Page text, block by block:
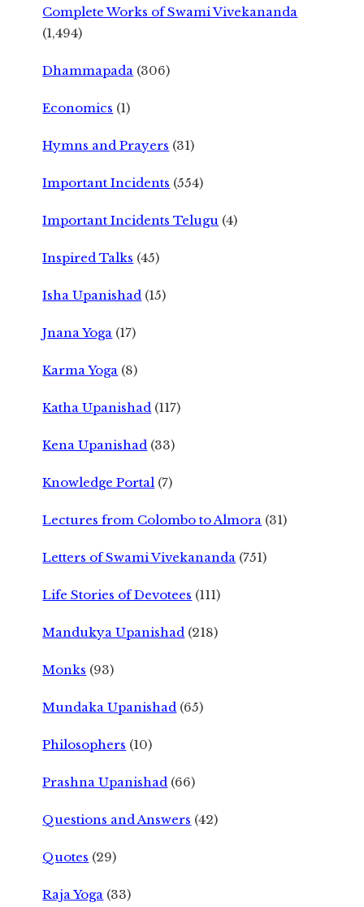
Complete Works of Swami Vivekananda
(1,494)
Dhammapada (306)
Economics (1)
Hymns and Prayers (31)
Important Incidents (554)
Important Incidents Telugu (4)
Inspired Talks (45)
Isha Upanishad (15)
Jnana Yoga (17)
Karma Yoga (8)
Katha Upanishad (117)
Kena Upanishad (33)
Knowledge Portal (7)
Lectures from Colombo to Almora (31)
Letters of Swami Vivekananda (751)
Life Stories of Devotees (111)
Mandukya Upanishad (218)
Monks (93)
Mundaka Upanishad (65)
Philosophers (10)
Prashna Upanishad (66)
Questions and Answers (42)
Quotes (29)
Raja Yoga (33)